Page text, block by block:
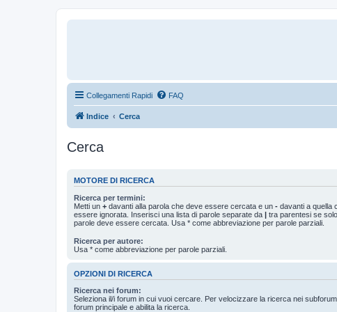
Collegamenti Rapidi FAQ
Indice Cerca
Cerca
MOTORE DI RICERCA
Ricerca per termini:
Metti un + davanti alla parola che deve essere cercata e un - davanti a quella
essere ignorata. Inserisci una lista di parole separate da | tra parentesi se
parole deve essere cercata. Usa * come abbreviazione per parole parziali.
Ricerca per autore:
Usa * come abbreviazione per parole parziali.
OPZIONI DI RICERCA
Ricerca nei forum:
Seleziona il/i forum in cui vuoi cercare. Per velocizzare la ricerca nei
forum principale e abilita la ricerca.